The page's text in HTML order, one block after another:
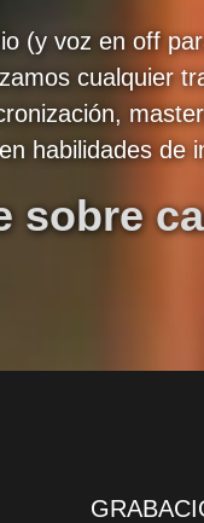
(y voz en off
cualquier
habilidades de
sobre